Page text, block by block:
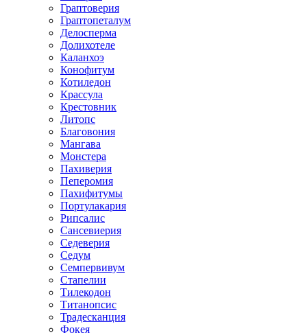
Граптоверия
Граптопеталум
Делосперма
Долихотеле
Каланхоэ
Конофитум
Котиледон
Крассула
Крестовник
Литопс
Благовония
Мангава
Монстера
Пахиверия
Пеперомия
Пахифитумы
Портулакария
Рипсалис
Сансевиерия
Седеверия
Седум
Семпервивум
Стапелии
Тилекодон
Титанопсис
Традесканция
Фокея